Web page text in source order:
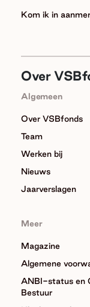
Kom ik in
Over
Algemeen
Over VSBfonds
Team
Werken bij
Nieuws
Jaarverslagen
Meer
Magazine
Algemene
ANBI-status en
Bestuur